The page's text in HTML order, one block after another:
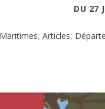
DU 27
,Articles,